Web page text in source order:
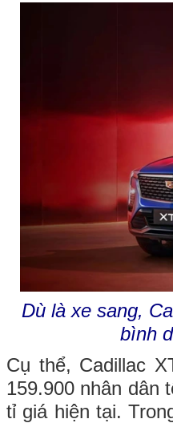
Dù là xe sang,
bình
Cụ thể, Cadillac
159.900 nhân dân
tỉ giá hiện tại.